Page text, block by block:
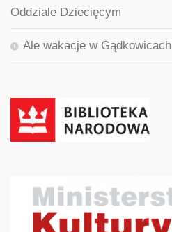
Oddziale Dziecięcym
Ale wakacje w Gądkowicach